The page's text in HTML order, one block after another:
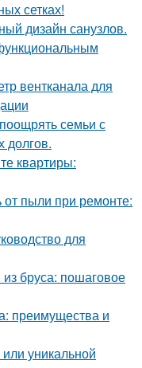
сетках!
дизайн санузлов.
вентканала для
семьи с
долгов.
квартиры:
пыли при ремонте:
для
бруса: пошаговое
преимущества и
уникальной